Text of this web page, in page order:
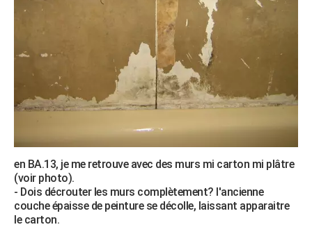
en BA.13, je me retrouve avec des murs mi carton mi plâtre
(voir photo).
- Dois décrouter les murs complètement? l'ancienne
couche épaisse de peinture se décolle, laissant apparaitre
le carton.